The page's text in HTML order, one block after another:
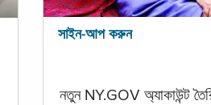
সাইন-আপ করুন
নতুন NY.GOV অ্যাকাউন্ট